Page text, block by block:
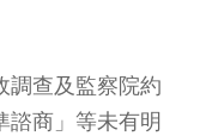
調查及監察院約
諮商」等未有明